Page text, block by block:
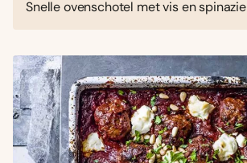
Snelle ovenschotel met vis en spinazie